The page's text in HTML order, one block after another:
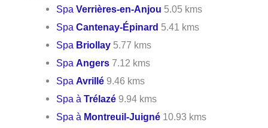
SpaVerrières-en-Anjou 5.05 kms
SpaCantenay-Épinard 5.41 kms
Spa Briollay 5.77 kms
SpaAngers 7.12 kms
SpaAvrillé 9.46 kms
Spa àTrélazé 9.94 kms
Spa à Montreuil-Juigné 10.93 kms